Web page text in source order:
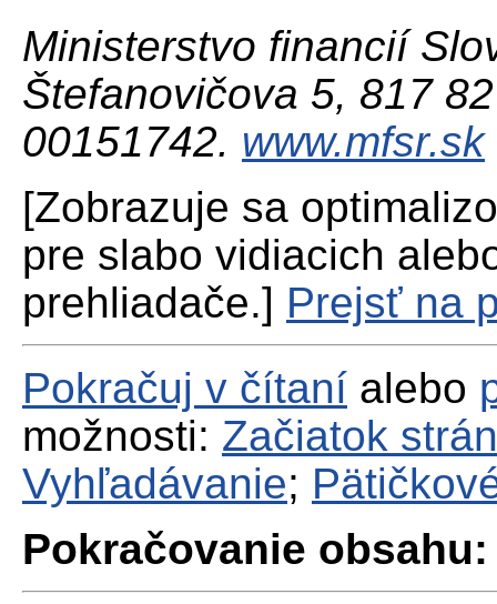
Ministerstvo financií
Štefanovičova 5, 817
00151742. www.mfsr.sk
[Zobrazuje sa
pre slabo vidiacich
prehliadače.] Prejsť na
Pokračuj v čítaní alebo
možnosti: Začiatok
Vyhľadávanie;
Pokračovanie obsahu: